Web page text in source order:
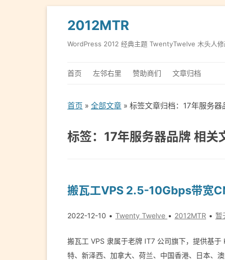
2012MTR
WordPress 2012 经典主题 TwentyTwelve 木头人修
首页 左邻右里 赞助商们 文章归档
首页 » 全部文章 » 标签文章归档：17年服务器
标签：17年服务器品牌 相关
搬瓦工VPS 2.5-10Gbps带宽
2022-12-10 Twenty Twelve 2012MTR 暂
搬瓦工 VPS 隶属于老牌 IT7 公司旗下，提供基
特、新泽西、加拿大、荷兰、中国香港、日本、